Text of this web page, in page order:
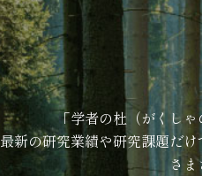
「学者の杜（がくし
最新の研究業績や研究課題だ
さ